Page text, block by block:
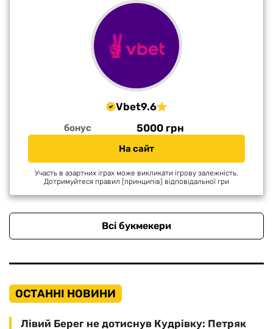
Vbet9.6
бонус 5000 грн
На сайт
Участь в азартних іграх може викликати ігрову залежність.
Дотримуйтеся правил (принципів) відповідальної гри
Всі букмекери
ОСТАННІ НОВИНИ
Лівий Берег не дотиснув Кудрівку: Петряк